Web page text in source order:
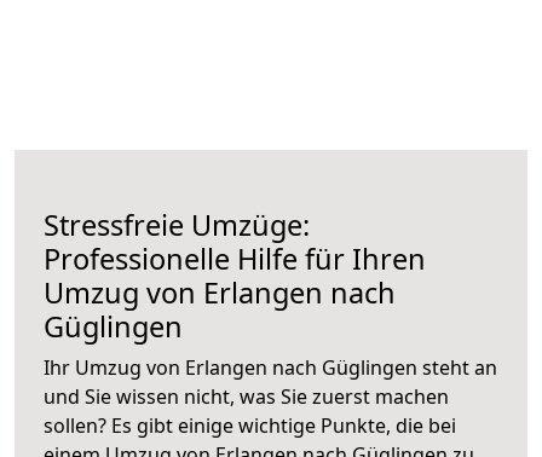
Stressfreie Umzüge:
Professionelle Hilfe für Ihren
Umzug von Erlangen nach
Güglingen
Ihr Umzug von Erlangen nach Güglingen steht an
und Sie wissen nicht, was Sie zuerst machen
sollen? Es gibt einige wichtige Punkte, die bei